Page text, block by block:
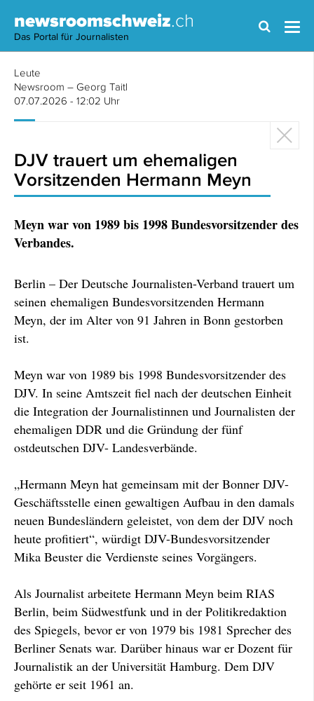
newsroomschweiz.ch
Das Portal für Journalisten
Leute
Newsroom – Georg Taitl
07.07.2026 - 12:02 Uhr
DJV trauert um ehemaligen
Vorsitzenden Hermann Meyn
Meyn war von 1989 bis 1998 Bundesvorsitzender des
Verbandes.
Berlin – Der Deutsche Journalisten-Verband trauert um
seinen ehemaligen Bundesvorsitzenden Hermann
Meyn, der im Alter von 91 Jahren in Bonn gestorben
ist.
Meyn war von 1989 bis 1998 Bundesvorsitzender des
DJV. In seine Amtszeit fiel nach der deutschen Einheit
die Integration der Journalistinnen und Journalisten der
ehemaligen DDR und die Gründung der fünf
ostdeutschen DJV- Landesverbände.
„Hermann Meyn hat gemeinsam mit der Bonner DJV-
Geschäftsstelle einen gewaltigen Aufbau in den damals
neuen Bundesländern geleistet, von dem der DJV noch
heute profitiert“, würdigt DJV-Bundesvorsitzender
Mika Beuster die Verdienste seines Vorgängers.
Als Journalist arbeitete Hermann Meyn beim RIAS
Berlin, beim Südwestfunk und in der Politikredaktion
des Spiegels, bevor er von 1979 bis 1981 Sprecher des
Berliner Senats war. Darüber hinaus war er Dozent für
Journalistik an der Universität Hamburg. Dem DJV
gehörte er seit 1961 an.